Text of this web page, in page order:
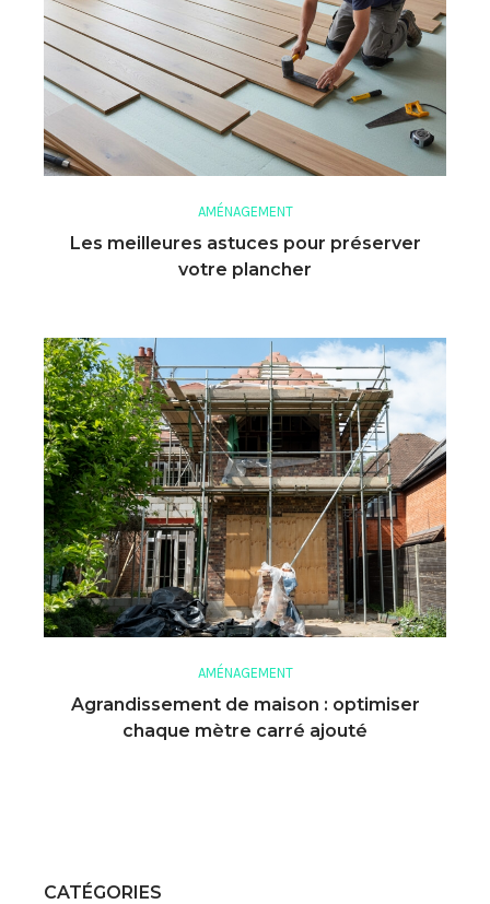
AMÉNAGEMENT
Les meilleures astuces pour préserver
votre plancher
AMÉNAGEMENT
Agrandissement de maison : optimiser
chaque mètre carré ajouté
CATÉGORIES